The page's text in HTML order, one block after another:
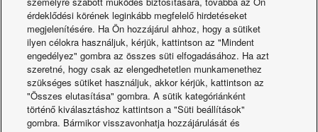
PI. Panasonic India Pvt. Ltd.
Épült: 2012. december
Szobai légkondicionálók.
érdeklődési körének leginkább megfelelő hirdetéseket
megjelenítésére. Ha Ön hozzájárul ahhoz, hogy a sütiket
ilyen célokra használjuk, kérjük, kattintson az "Mindent
engedélyez" gombra az összes süti elfogadásához. Ha azt
szeretné, hogy csak az elengedhetetlen munkamenethez
szükséges sütiket használjuk, akkor kérjük, kattintson az
"Összes elutasítása" gombra. A sütik kategóriánként
történő kiválasztáshoz kattintson a "Süti beállítások"
gombra. Bármikor visszavonhatja hozzájárulását és